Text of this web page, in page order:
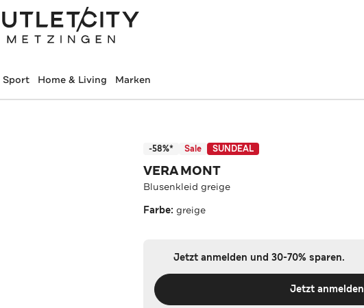
Sport Home & Living Marken
-58%* Sale SUNDEAL
VERA MONT
Blusenkleid greige
Farbe:greige
Jetzt anmelden und 30-70% sparen.
Jetzt anmelden